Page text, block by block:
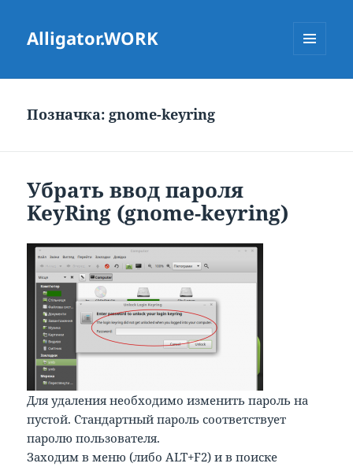
Alligator.WORK
Позначка: gnome-keyring
Убрать ввод пароля
KeyRing (gnome-keyring)
Для удаления необходимо изменить пароль на
пустой. Стандартный пароль соответствует
паролю пользователя.
Заходим в меню (либо ALT+F2) и в поиске